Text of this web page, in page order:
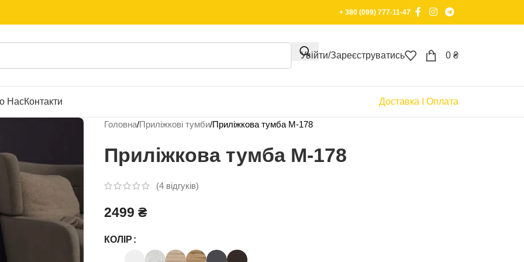
+ 380 (099) 777-11-47
Увійти/Зареєструватись 0 ₴
НасКонтакти Доставка І Оплата
Головна Приліжкові тумби Приліжкова тумба М-178
Приліжкова тумба М-178
(4відгуків)
2499 ₴
КОЛІР